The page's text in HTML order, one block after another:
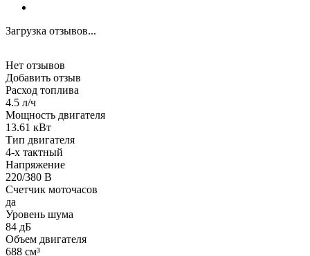
Загрузка отзывов...
Нет отзывов
Добавить отзыв
Расход топлива
4.5 л/ч
Мощность двигателя
13.61 кВт
Тип двигателя
4-х тактный
Напряжение
220/380 В
Счетчик моточасов
да
Уровень шума
84 дБ
Объем двигателя
688 см³